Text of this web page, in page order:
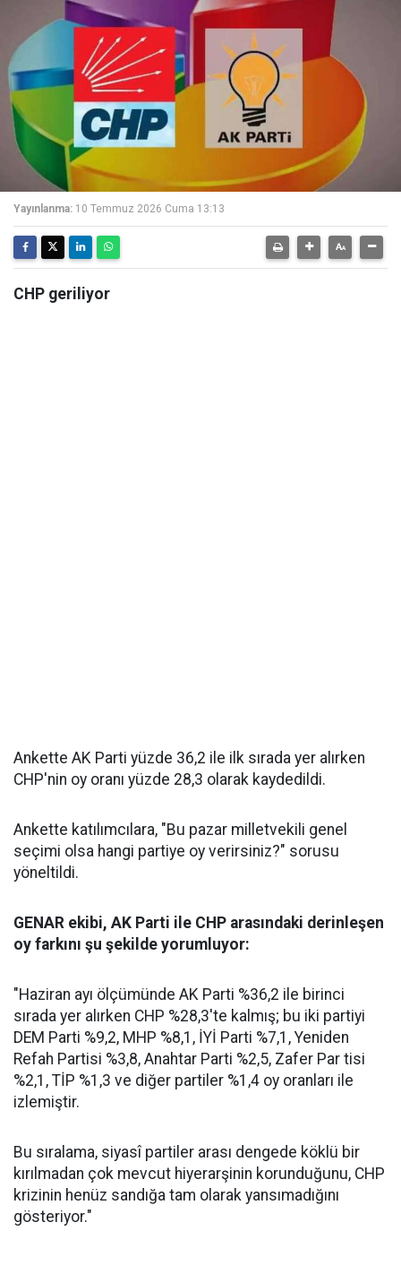
Yayınlanma: 10 Temmuz 2026 Cuma 13:13
CHP geriliyor
Ankette AK Parti yüzde 36,2 ile ilk sırada yer alırken
CHP'nin oy oranı yüzde 28,3 olarak kaydedildi.
Ankette katılımcılara, "Bu pazar milletvekili genel
seçimi olsa hangi partiye oy verirsiniz?" sorusu
yöneltildi.
GENAR ekibi, AK Parti ile CHP arasındaki derinleşen
oy farkını şu şekilde yorumluyor:
"Haziran ayı ölçümünde AK Parti %36,2 ile birinci
sırada yer alırken CHP %28,3'te kalmış; bu iki partiyi
DEM Parti %9,2, MHP %8,1, İYİ Parti %7,1, Yeniden
Refah Partisi %3,8, Anahtar Parti %2,5, Zafer Par tisi
%2,1, TİP %1,3 ve diğer partiler %1,4 oy oranları ile
izlemiştir.
Bu sıralama, siyasî partiler arası dengede köklü bir
kırılmadan çok mevcut hiyerarşinin korunduğunu, CHP
krizinin henüz sandığa tam olarak yansımadığını
gösteriyor."